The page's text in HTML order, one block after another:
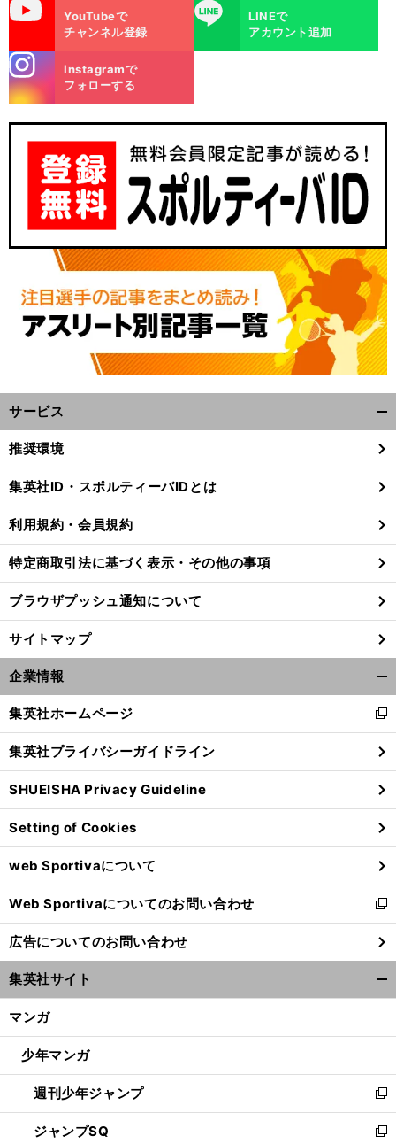
。
、
・
・
YouTubeで
チャンネル登録
LINE
LINEで
アカウント追加
m
Instagramで
フォローする
サービス
閉
る
推奨環境
集英社ID・スポルティーバIDとは
利用規約・会員規約
特定商取引法に基づく表示・その他の事項
ブラウザプッシュ通知について
サイトマップ
企業情報
閉
る
集英社ホームページ
新
し
い
ウ
ィ
ン
ド
ウ
で
開
く
集英社プライバシーガイドライン
SHUEISHA Privacy Guideline
Setting of Cookies
web Sportivaについて
Web Sportivaについてのお問い合わせ
新
し
い
ウ
ィ
ン
ウ
開
く
広告についてのお問い合わせ
集英社サイト
マンガ
少年マンガ
週刊少年ジャンプ
新
し
い
ジャンプSQ
新